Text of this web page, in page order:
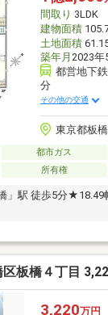
間取り 3LDK
建物面積
土地面積
築年月 2023年
都営地下
分
その他の交通
東京都板
都市ガス
所有権
」駅 徒歩5分★18.49
板橋４丁目
3,220万円